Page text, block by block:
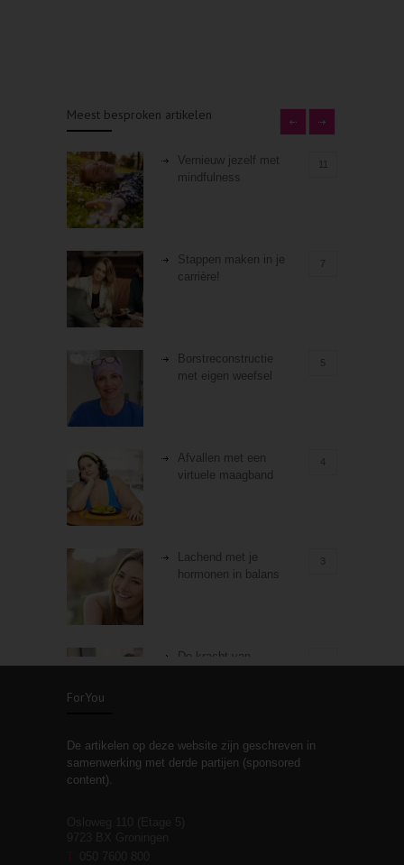
Meest besproken artikelen
Vernieuw jezelf met
mindfulness
Stappen maken in je
carrière!
7
Borstreconstructie
met eigen weefsel
5
Afvallen met een
virtuele maagband
4
Lachend met je
hormonen in balans
3
De kracht van
Stiefouderschap en
relaties
ForYou
De artikelen op deze website zijn geschreven in
samenwerking met derde partijen (sponsored
content).
T